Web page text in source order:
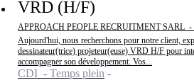
VRD (H/F)
APPROACH PEOPLE RECRUITMENT SARL -
Aujourd'hui, nous recherchons pour notre client,
dessinateur(trice) projeteur(euse) VRD H/F pour
accompagner son développement. Vos...
CDI - Temps plein